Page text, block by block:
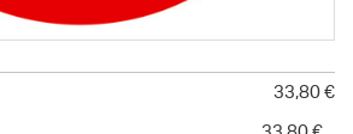
33,80 €